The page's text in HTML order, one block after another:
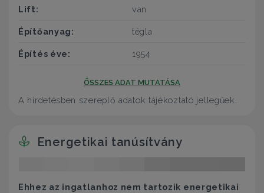
Lift: van
Építőanyag: tégla
Építés éve: 1954
ÖSSZES ADAT MUTATÁSA
A hirdetésben szereplő adatok tájékoztató jellegűek.
Energetikai tanúsítvány
Ehhez az ingatlanhoz nem tartozik energetikai